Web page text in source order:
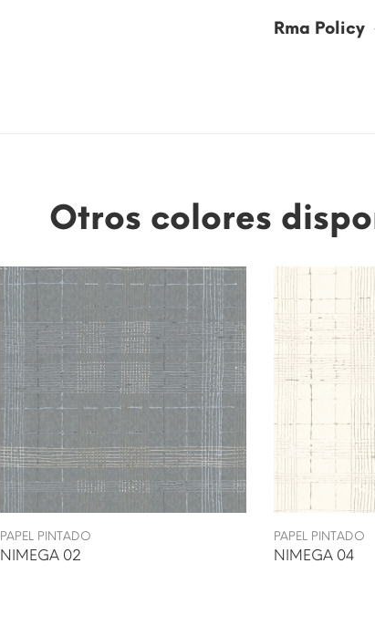
Rma Policy
Otros colores
PAPEL PINTADO
NIMEGA 02
PAPEL PINTADO
NIMEGA 04